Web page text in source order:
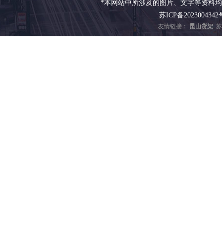
*本网站中所涉及的图片、文字等资料
苏ICP备2023004342
友情链接： 昆山货架